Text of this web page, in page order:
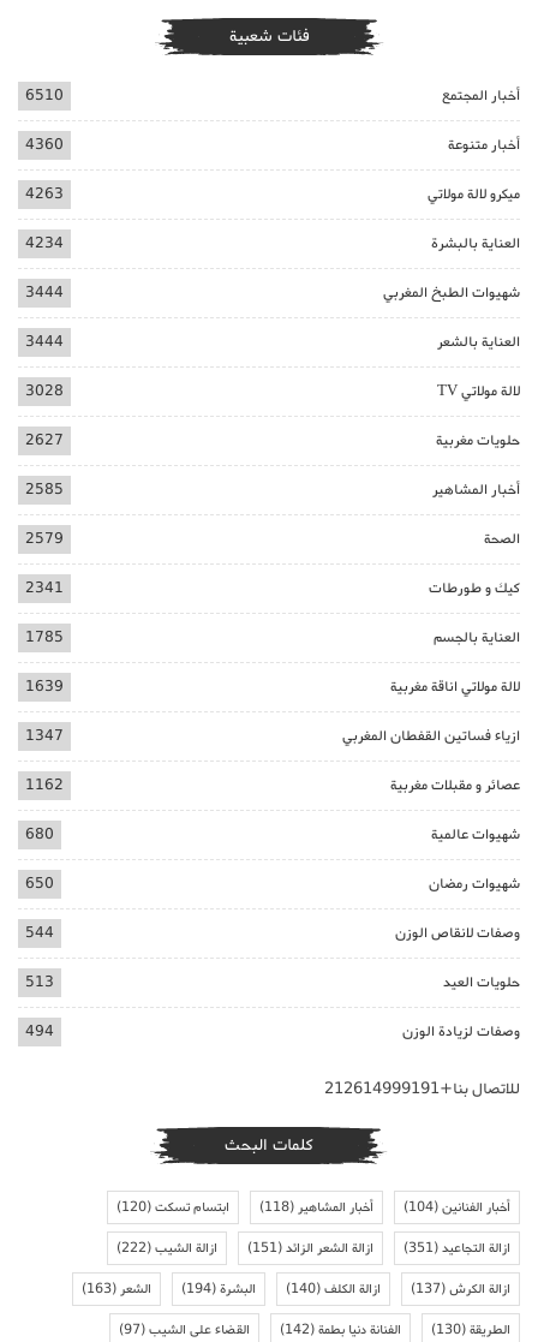
فئات شعبية
أخبار المجتمع 6510
أخبار متنوعة 4360
ميكرو لالة مولاتي 4263
العناية بالبشرة 4234
شهيوات الطبخ المغربي 3444
العناية بالشعر 3444
لالة مولاتي TV 3028
حلويات مغربية 2627
أخبار المشاهير 2585
الصحة 2579
كيك و طورطات 2341
العناية بالجسم 1785
لالة مولاتي اناقة مغربية 1639
ازياء فساتين القفطان المغربي 1347
عصائر و مقبلات مغربية 1162
شهيوات عالمية 680
شهيوات رمضان 650
وصفات لانقاص الوزن 544
حلويات العيد 513
وصفات لزيادة الوزن 494
للاتصال بنا+212614999191
كلمات البحث
أخبار الفنانين(104) أخبار المشاهير(118) ابتسام تسكت(120)
ازالة التجاعيد(351) ازالة الشعر الزائد(151) ازالة الشيب(222)
ازالة الكرش(137) ازالة الكلف(140) البشرة(194) الشعر(163)
الطريقة(130) الفنانة دنيا بطمة(142) القضاء على الشيب(97)